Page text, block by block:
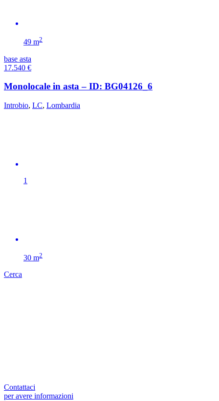
49 m2
base asta
17.540 €
Monolocale in asta – ID: BG04126_6
Introbio, LC, Lombardia
1
30 m2
Cerca
Contattaci
per avere informazioni